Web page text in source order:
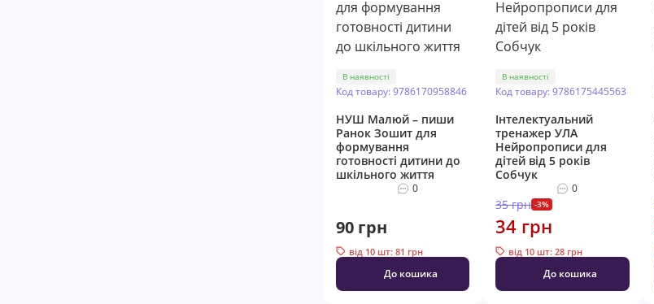
В наявності
Код товару: 9786170958846
НУШ Малюй – пиши
Ранок Зошит для
формування
готовності дитини до
шкільного життя
0
90 грн
від 10 шт: 81 грн
До кошика
В наявності
Код товару: 9786175445563
Інтелектуальний
тренажер УЛА
Нейропрописи для
дітей від 5 років
Собчук
0
35 грн -3%
34 грн
від 10 шт: 28 грн
До кошика